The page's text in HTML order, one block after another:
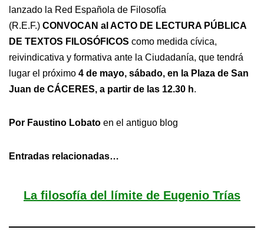
lanzado la Red Española de Filosofía
(R.E.F.) CONVOCAN al ACTO DE LECTURA PÚBLICA
DE TEXTOS FILOSÓFICOS como medida cívica,
reivindicativa y formativa ante la Ciudadanía, que tendrá
lugar el próximo 4 de mayo, sábado, en la Plaza de San
Juan de CÁCERES, a partir de las 12.30 h.
Por Faustino Lobato en el antiguo blog
Entradas relacionadas…
La filosofía del límite de Eugenio Trías